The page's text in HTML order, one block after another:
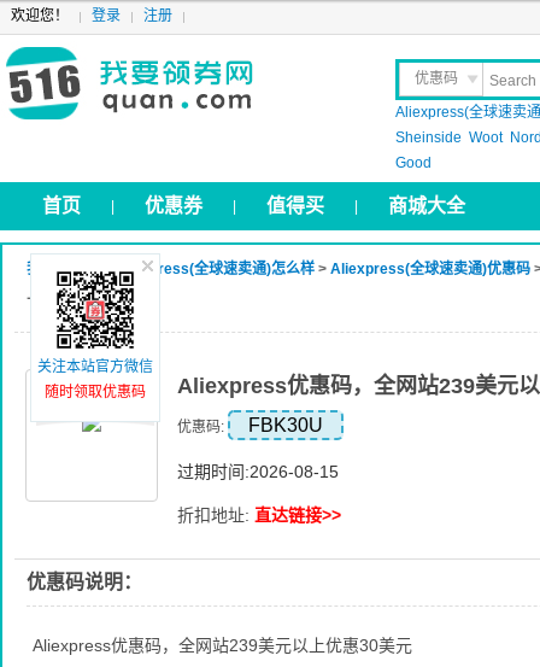
欢迎您！ 登录 注册
优惠码
晒 单
Aliexpress(全球速卖
Sheinside Woot
Good
首页 优惠券 值得买 商城大全
我要领券网 >Aliexpress(全球速卖通)怎么样 > Aliexpress(全球速卖通)优惠码
上优惠30美元
Aliexpress优惠码，全网站239美元
优惠码: FBK30U
过期时间:2026-08-15
折扣地址: 直达链接>>
优惠码说明：
Aliexpress优惠码，全网站239美元以上优惠30美元
关注本站官方微信
随时领取优惠码